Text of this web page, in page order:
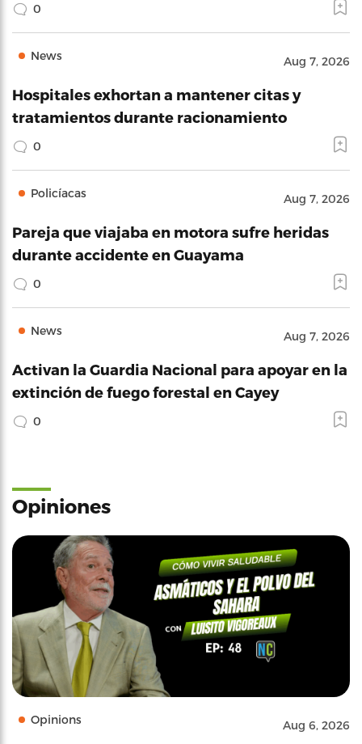
0
News Aug 7, 2026
Hospitales exhortan a mantener citas y
tratamientos durante racionamiento
0
Policíacas Aug 7, 2026
Pareja que viajaba en motora sufre heridas
durante accidente en Guayama
0
News Aug 7, 2026
Activan la Guardia Nacional para apoyar en la
extinción de fuego forestal en Cayey
0
Opiniones
Opinions Aug 6, 2026